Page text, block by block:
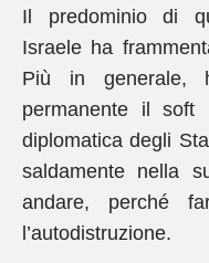
Il predominio di
Israele ha
Più in generale,
permanente il soft
diplomatica degli
saldamente nella
andare, perché
l’autodistruzione.